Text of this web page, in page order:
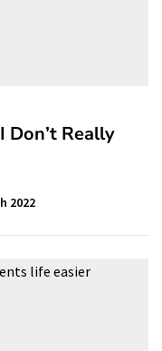
Don’t Really
2022